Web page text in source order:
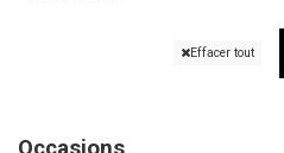
Effacer tout